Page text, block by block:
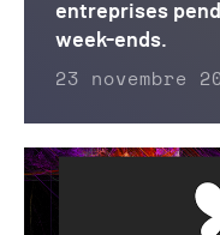
entreprises
week-ends.
23 novembre